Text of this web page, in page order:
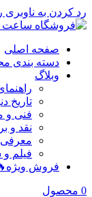
رد کردن به ناوبری
صفحه اصلی
دسته بندی
وبلاگ
تاریخ
فنی و
نقد و
فیلم
فروش ویژه
0 محصول